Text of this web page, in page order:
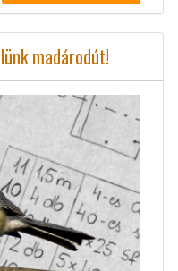
madárodút!